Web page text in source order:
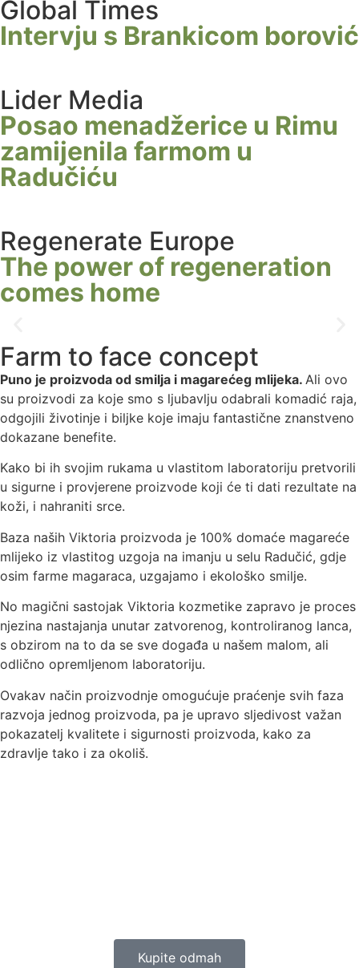
Global Times
Intervju s Brankicom borović
Lider Media
Posao menadžerice u Rimu
zamijenila farmom u
Radučiću
Regenerate Europe
The power of regeneration
comes home
Farm to face concept
Puno je proizvoda od smilja i magarećeg mlijeka. Ali ovo
su proizvodi za koje smo s ljubavlju odabrali komadić raja,
odgojili životinje i biljke koje imaju fantastične znanstveno
dokazane benefite.
Kako bi ih svojim rukama u vlastitom laboratoriju pretvorili
u sigurne i provjerene proizvode koji će ti dati rezultate na
koži, i nahraniti srce.
Baza naših Viktoria proizvoda je 100% domaće magareće
mlijeko iz vlastitog uzgoja na imanju u selu Radučić, gdje
osim farme magaraca, uzgajamo i ekološko smilje.
No magični sastojak Viktoria kozmetike zapravo je proces
njezina nastajanja unutar zatvorenog, kontroliranog lanca,
s obzirom na to da se sve događa u našem malom, ali
odlično opremljenom laboratoriju.
Ovakav način proizvodnje omogućuje praćenje svih faza
razvoja jednog proizvoda, pa je upravo sljedivost važan
pokazatelj kvalitete i sigurnosti proizvoda, kako za
zdravlje tako i za okoliš.
Kupite odmah